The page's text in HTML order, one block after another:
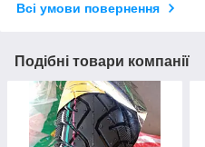
Всі умови повернення
Подібні товари компанії